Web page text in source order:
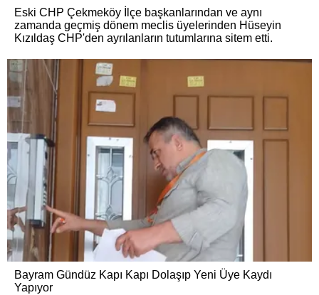
Eski CHP Çekmeköy İlçe başkanlarından ve aynı
zamanda geçmiş dönem meclis üyelerinden Hüseyin
Kızıldaş CHP'den ayrılanların tutumlarına sitem etti.
Bayram Gündüz Kapı Kapı Dolaşıp Yeni Üye Kaydı
Yapıyor